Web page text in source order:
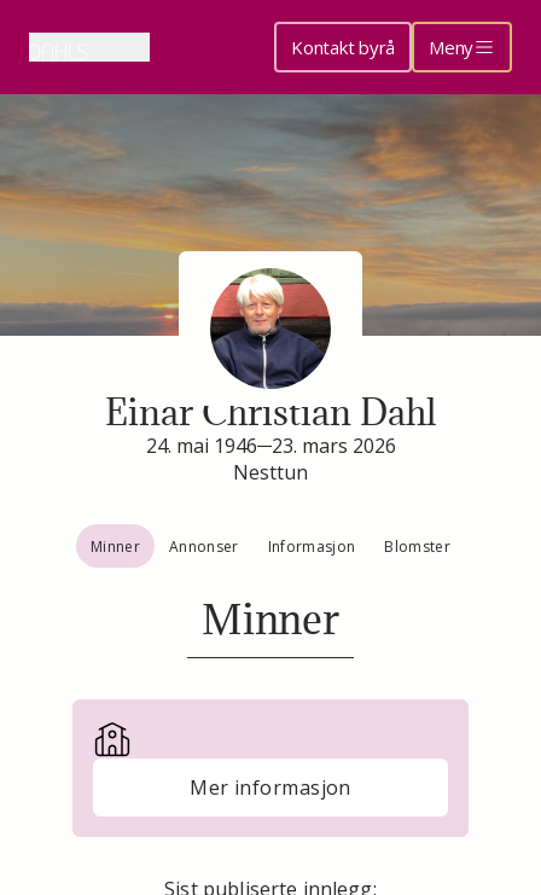
Kontakt byrå Meny
Minneside for
Einar Christian Dahl
24. mai 1946 23. mars 2026
Nesttun
Minner Annonser Informasjon Blomster
Minner
Mer informasjon
Sist publiserte innlegg: